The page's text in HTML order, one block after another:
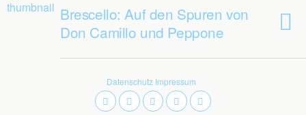
Brescello: Auf den Spuren von
Don Camillo und Peppone
Datenschutz Impressum